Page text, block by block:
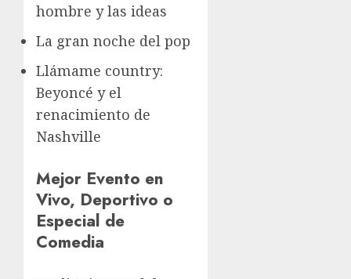
hombre y las ideas
La gran noche del pop
Llámame country:
Beyoncé y el
renacimiento de
Nashville
Mejor Evento en
Vivo, Deportivo o
Especial de
Comedia